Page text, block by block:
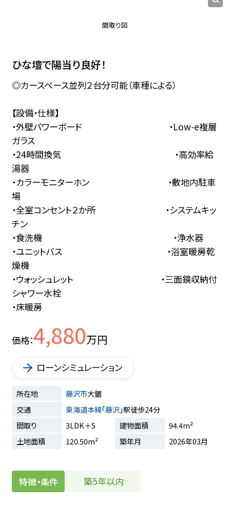
間取り図
ひな壇で陽当り良好！
◎カースペース並列２台分可能（車種による）
【設備・仕様】
・外壁パワーボード ・Low-e複層
ガラス
・24時間換気 ・高効率給
湯器
・カラーモニターホン ・敷地内駐車
場
・全室コンセント２か所 ・システムキッ
チン
・食洗機 ・浄水器
・ユニットバス ・浴室暖房乾
燥機
・ウォッシュレット ・三面鏡収納付
シャワー水栓
・床暖房
価格 4,880万円
ローンシミュレーション
所在地 藤沢市大鋸
交通
東海道本線「藤沢 」駅徒歩24分
間取り
3LDK＋S 建物面積
94.4m²
土地面積
120.50m² 築年月 2026年03月
特徴・条件 築5年以内